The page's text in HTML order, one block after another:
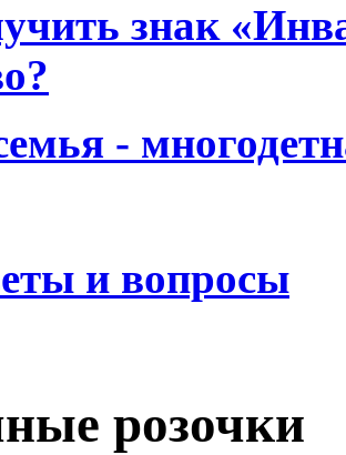
знак
-
и вопросы
розочки